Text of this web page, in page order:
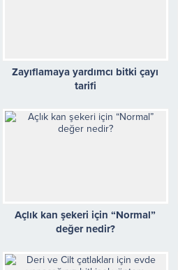
Zayıflamaya yardımcı bitki çayı
tarifi
Açlık kan şekeri için “Normal”
değer nedir?